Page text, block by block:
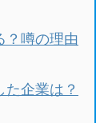
？噂の理由
企業は？